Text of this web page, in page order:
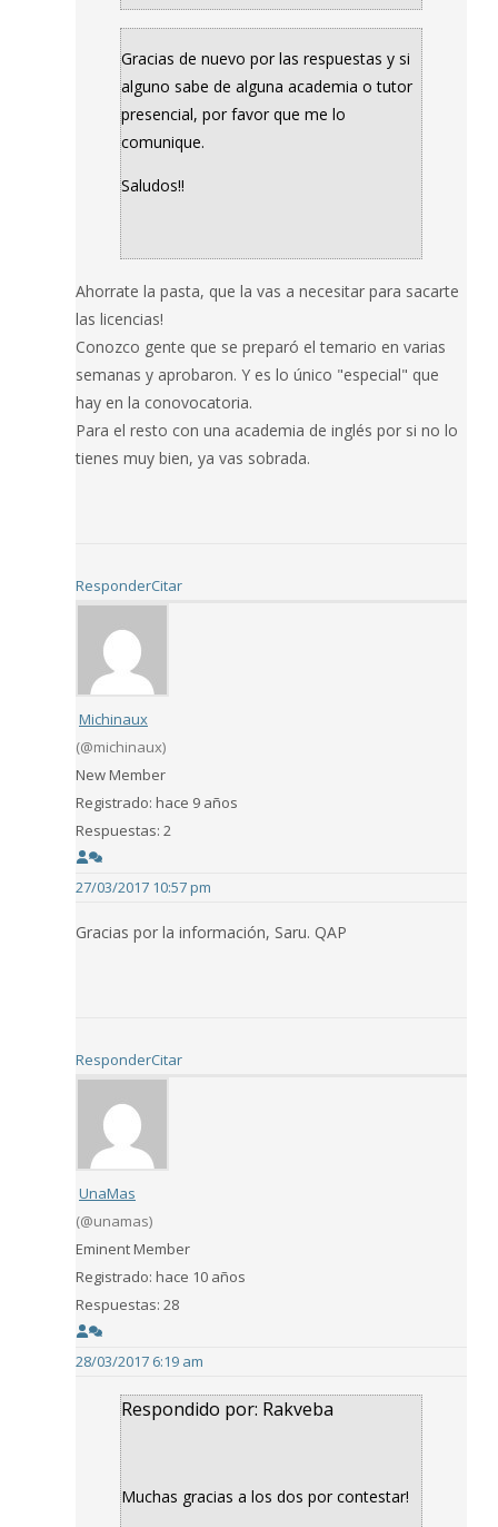
Gracias de nuevo por las respuestas y si
alguno sabe de alguna academia o tutor
presencial, por favor que me lo
comunique.
Saludos!!
Ahorrate la pasta, que la vas a necesitar para sacarte
las licencias!
Conozco gente que se preparó el temario en varias
semanas y aprobaron. Y es lo único "especial" que
hay en la conovocatoria.
Para el resto con una academia de inglés por si no lo
tienes muy bien, ya vas sobrada.
ResponderCitar
Michinaux
(@michinaux)
New Member
Registrado: hace 9 años
Respuestas: 2
27/03/2017 10:57 pm
Gracias por la información, Saru. QAP
ResponderCitar
UnaMas
(@unamas)
Eminent Member
Registrado: hace 10 años
Respuestas: 28
28/03/2017 6:19 am
Respondido por: Rakveba
Muchas gracias a los dos por contestar!